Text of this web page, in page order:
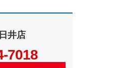
井店
7018